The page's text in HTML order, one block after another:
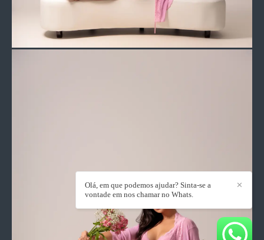
✕
Olá, em que podemos ajudar? Sinta-se a
vontade em nos chamar no Whats.